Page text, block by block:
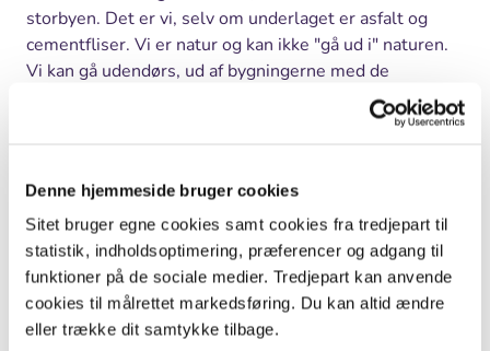
Denne hjemmeside bruger cookies
Sitet bruger egne cookies samt cookies fra tredjepart til
statistik, indholdsoptimering, præferencer og adgang til
funktioner på de sociale medier. Tredjepart kan anvende
cookies til målrettet markedsføring. Du kan altid ændre
eller trække dit samtykke tilbage.
storbyen. Det er vi, selv om underlaget er asfalt og
cementfliser. Vi er natur og kan ikke "gå ud i" naturen.
Vi kan gå udendørs, ud af bygningerne med de
euklidiske rum. Lidt mere hverdagsligt sagt: Natur
regner vi almindeligvis for skove, marker, parker, søer
natur, Norge har ca. 98% af den. Det er derfor
nordmændene siger, at en del af norsk identitet er
friluftslivs-identiteten. Den med en særlig national
friluftslivs-identitet er bestemt ikke gangbar i
Danmark.